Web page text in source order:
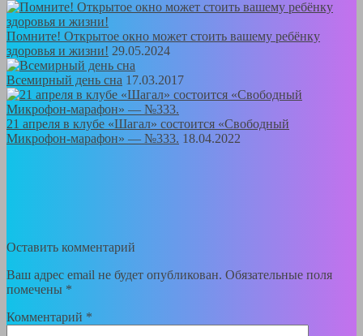
Помните! Открытое окно может стоить вашему ребёнку
здоровья и жизни! 29.05.2024
Всемирный день сна 17.03.2017
21 апреля в клубе «Шагал» состоится «Свободный
Микрофон-марафон» — №333. 18.04.2022
Оставить комментарий
Ваш адрес email не будет опубликован. Обязательные поля
помечены *
Комментарий *